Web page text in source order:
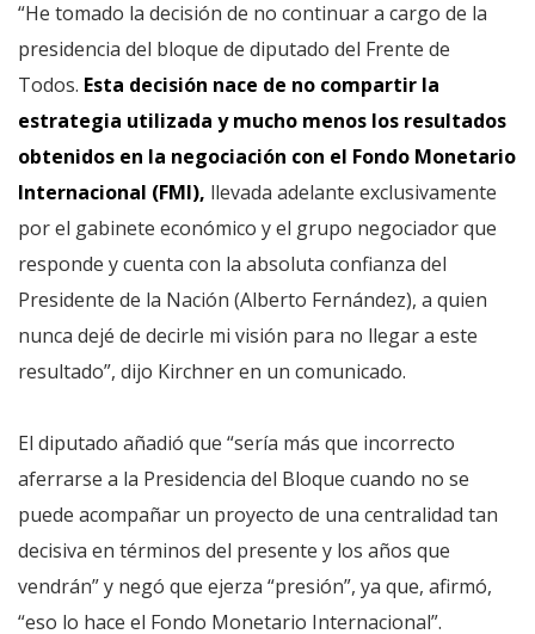
“He tomado la decisión de no continuar a cargo de la
presidencia del bloque de diputado del Frente de
Todos. Esta decisión nace de no compartir la
estrategia utilizada y mucho menos los resultados
obtenidos en la negociación con el Fondo Monetario
Internacional (FMI), llevada adelante exclusivamente
por el gabinete económico y el grupo negociador que
responde y cuenta con la absoluta confianza del
Presidente de la Nación (Alberto Fernández), a quien
nunca dejé de decirle mi visión para no llegar a este
resultado”, dijo Kirchner en un comunicado.
El diputado añadió que “sería más que incorrecto
aferrarse a la Presidencia del Bloque cuando no se
puede acompañar un proyecto de una centralidad tan
decisiva en términos del presente y los años que
vendrán” y negó que ejerza “presión”, ya que, afirmó,
“eso lo hace el Fondo Monetario Internacional”.